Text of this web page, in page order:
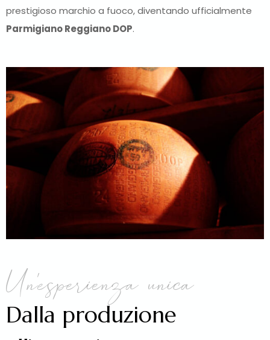
prestigioso marchio a fuoco, diventando ufficialmente
Parmigiano Reggiano DOP.
Un’esperienza unica
Dalla produzione